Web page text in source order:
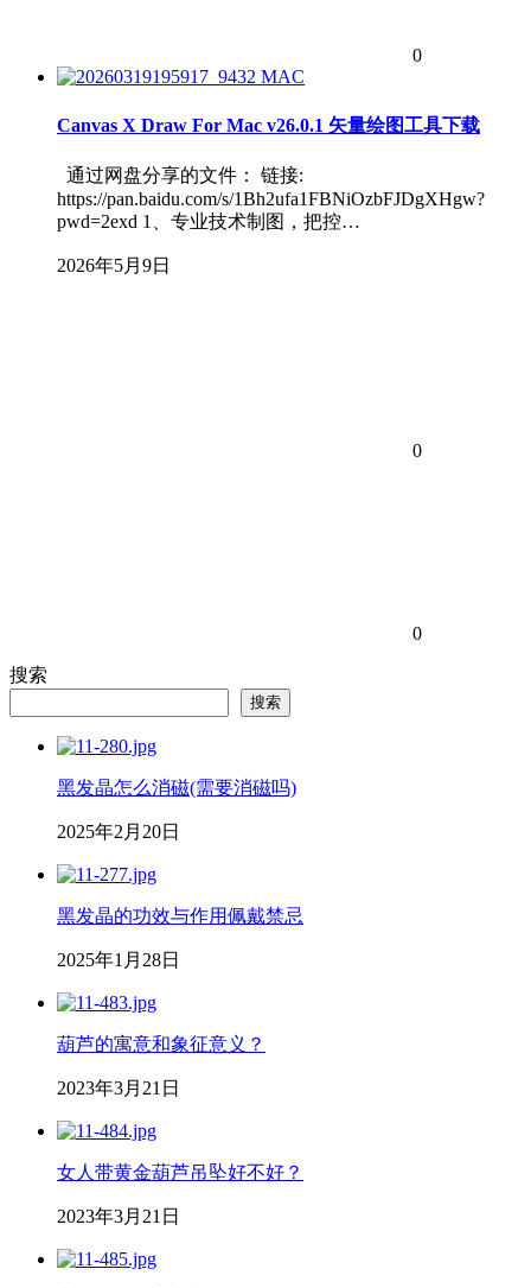
0
MAC
Canvas X Draw For Mac v26.0.1 矢量绘图工具下载
通过网盘分享的文件： 链接:
https://pan.baidu.com/s/1Bh2ufa1FBNiOzbFJDgXHgw?
pwd=2exd 1、专业技术制图，把控…
2026年5月9日
0
0
搜索
搜索
黑发晶怎么消磁(需要消磁吗)
2025年2月20日
黑发晶的功效与作用佩戴禁忌
2025年1月28日
葫芦的寓意和象征意义？
2023年3月21日
女人带黄金葫芦吊坠好不好？
2023年3月21日